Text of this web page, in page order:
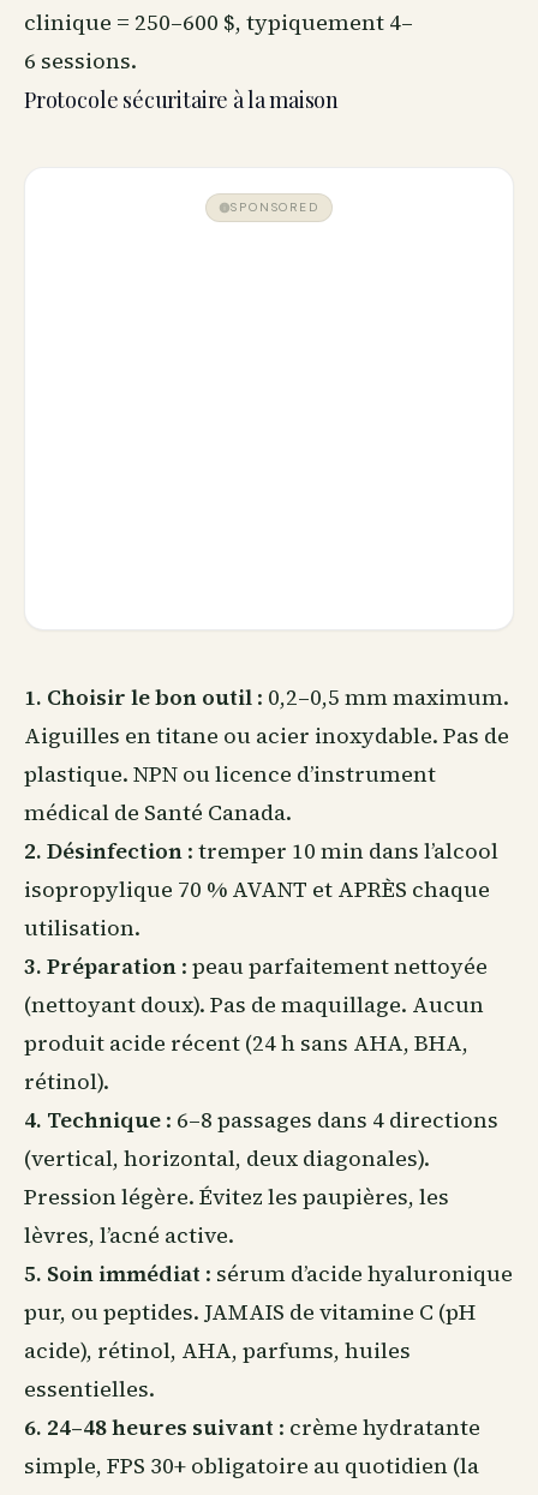
clinique = 250–600 $, typiquement 4–
6 sessions.
Protocole sécuritaire à la maison
SPONSORED
1. Choisir le bon outil : 0,2–0,5 mm maximum.
Aiguilles en titane ou acier inoxydable. Pas de
plastique. NPN ou licence d’instrument
médical de Santé Canada.
2. Désinfection : tremper 10 min dans l’alcool
isopropylique 70 % AVANT et APRÈS chaque
utilisation.
3. Préparation : peau parfaitement nettoyée
(nettoyant doux). Pas de maquillage. Aucun
produit acide récent (24 h sans AHA, BHA,
rétinol).
4. Technique : 6–8 passages dans 4 directions
(vertical, horizontal, deux diagonales).
Pression légère. Évitez les paupières, les
lèvres, l’acné active.
5. Soin immédiat : sérum d’acide hyaluronique
pur, ou peptides. JAMAIS de vitamine C (pH
acide), rétinol, AHA, parfums, huiles
essentielles.
6. 24–48 heures suivant : crème hydratante
simple, FPS 30+ obligatoire au quotidien (la